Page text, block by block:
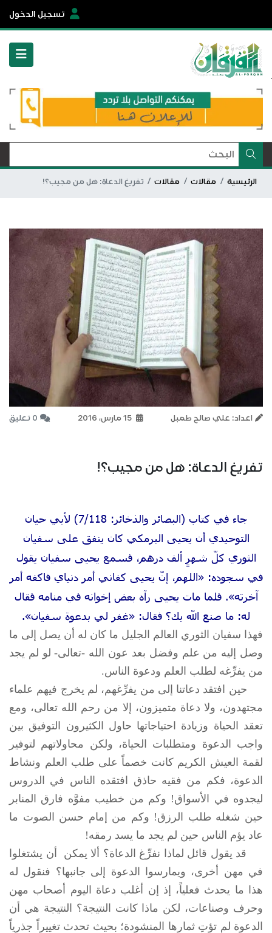
تسجيل الدخول
الرئيسية مقالات مقالات تفريغ الدعاة: هل من مجيب؟!
اعداد: علي صالح طمبل 0 تعليق
تفريغ الدعاة: هل من مجيب؟!
جاء في كتاب (البصائر والذخائر: 7/118) لأبي حيان
التوحيدي أن يحيى البرمكي كان ينفق على سفيان
الثوري كلّ شهرٍ ألف درهم، فسمع يحيى سفيان يقول
في سجوده: «اللهم، إنّ يحيى كفاني أمر دنياي فاكفه أمر
آخرته». فلما مات يحيى رآه بعض إخوانه في منامه فقال
له: ما صنع الله بك؟ فقال: «غفر لي بدعوة سفيان».
فهذا سفيان الثوري العالم الجليل ما كان له أن يصل إلى ما
وصل إليه من علم وفضل بعد عون الله -تعالى- لو لم يجد
من يفرِّغه لطلب العلم ودعوة الناس.
حين افتقد دعاتنا إلى من يفرِّغهم، لم يخرج فيهم علماء
مجتهدون، ولا دعاة متميزون، إلا من رحم الله تعالى، ومع
تعقد الحياة وزيادة احتياجاتها حاول الكثيرون التوفيق بين
واجب الدعوة ومتطلبات الحياة، ولكن محاولاتهم لتوفير
لقمة العيش الكريم كانت خصماً على طلب العلم ونشاط
الدعوة، فكم من فقيه حاذق افتقده الناس في الدروس
ليجدوه في الأسواق! وكم من خطيب مفوَّه فارق المنابر
حين شغله طلب الرزق! وكم من إمام حسن الصوت ما
عاد يؤم الناس حين لم يجد ما يسد رمقه!
قد يقول قائل لماذا نفرِّغ الدعاة؟ ألا يمكن أن يشتغلوا
في مهن أخرى، ويمارسوا الدعوة إلى جانبها؟ فنقول له
هذا ما يحدث فعلياً، إذ إن أغلب دعاة اليوم أصحاب مهن
وحرف وصناعات، لكن ماذا كانت النتيجة؟ النتيجة هي أن
الدعوة لم تؤتِ ثمارها المنشودة؛ بحيث تحدث تغييراً جذرياً